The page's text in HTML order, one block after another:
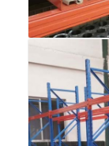
หน้าแรก
สินค้า